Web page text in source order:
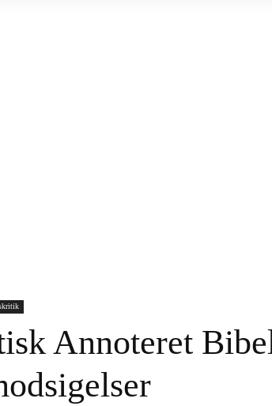
Annoteret